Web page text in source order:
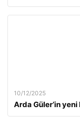
10/12/2025
Arda Güler’in